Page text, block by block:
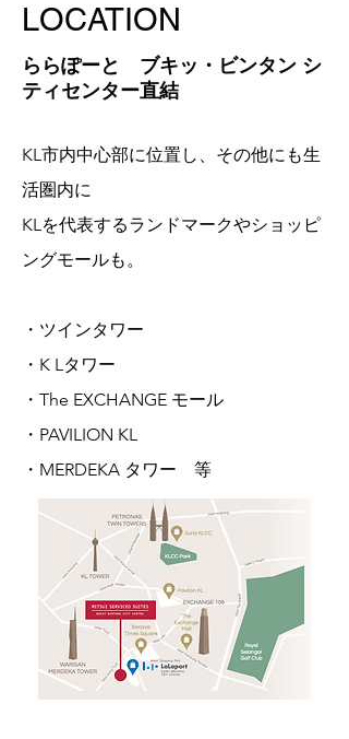
LOCATION
​ららぽーと ブキッ・ビンタン シ
ティセンター直結
KL市内中心部に位置し、その他にも生
活圏内に
KLを代表するランドマークやショッピ
ングモールも。
・ツインタワー
・K Lタワー
・The EXCHANGE モール
・PAVILION KL
​・MERDEKA タワー 等